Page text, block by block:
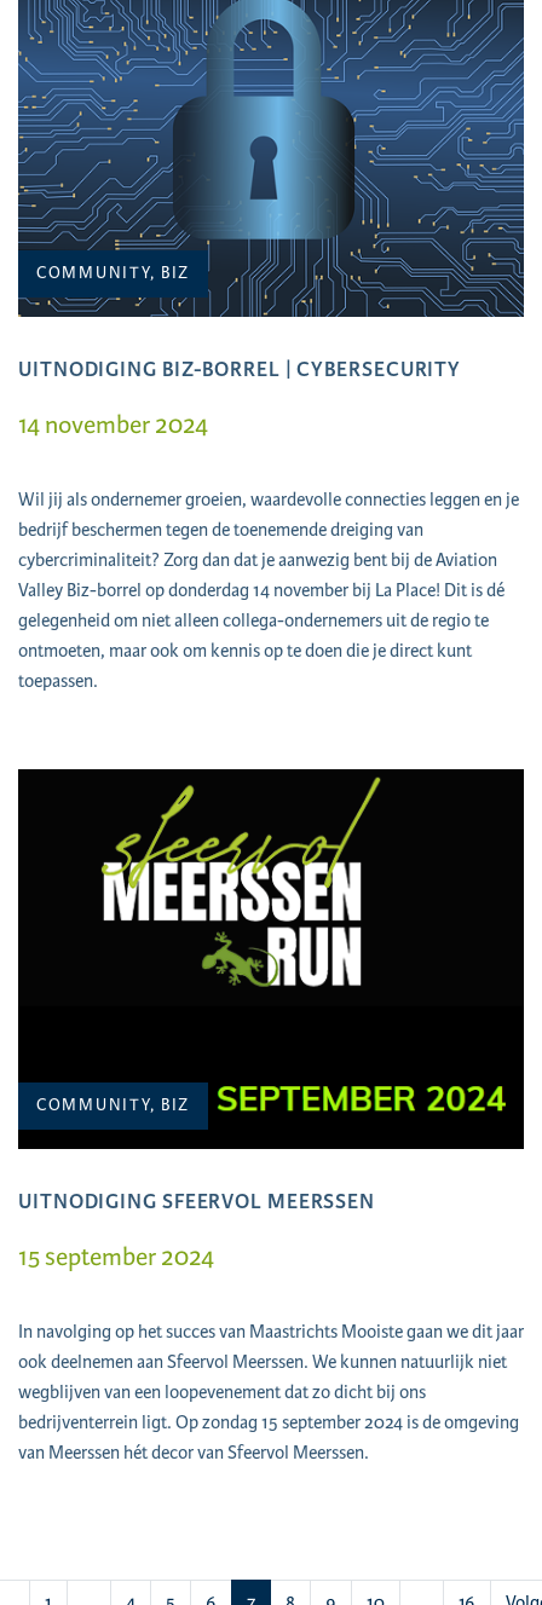
COMMUNITY, BIZ
UITNODIGING BIZ-BORREL | CYBERSECURITY
14 november 2024
Wil jij als ondernemer groeien, waardevolle connecties leggen en je
bedrijf beschermen tegen de toenemende dreiging van
cybercriminaliteit? Zorg dan dat je aanwezig bent bij de Aviation
Valley Biz-borrel op donderdag 14 november bij La Place! Dit is dé
gelegenheid om niet alleen collega-ondernemers uit de regio te
ontmoeten, maar ook om kennis op te doen die je direct kunt
toepassen.
COMMUNITY, BIZ
UITNODIGING SFEERVOL MEERSSEN
15 september 2024
In navolging op het succes van Maastrichts Mooiste gaan we dit jaar
ook deelnemen aan Sfeervol Meerssen. We kunnen natuurlijk niet
wegblijven van een loopevenement dat zo dicht bij ons
bedrijventerrein ligt. Op zondag 15 september 2024 is de omgeving
van Meerssen hét decor van Sfeervol Meerssen.